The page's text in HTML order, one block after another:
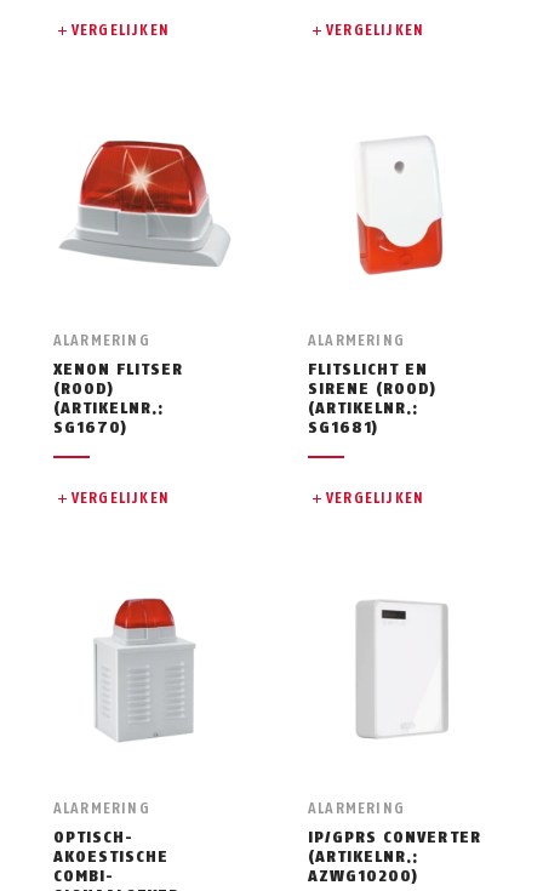
VERGELIJKEN VERGELIJKEN
ALARMERING
XENON FLITSER
(ROOD)
(ARTIKELNR.:
SG1670)
VERGELIJKEN
ALARMERING
FLITSLICHT EN
SIRENE (ROOD)
(ARTIKELNR.:
SG1681)
VERGELIJKEN
ALARMERING
OPTISCH-
AKOESTISCHE
COMBI-
ALARMERING
IP/GPRS CONVERTER
(ARTIKELNR.:
AZWG10200)